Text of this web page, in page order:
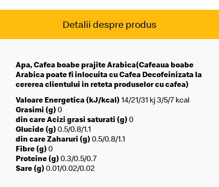
Detalii despre produs
Apa, Cafea boabe prajite Arabica(Cafeaua boabe
Arabica poate fi inlocuita cu Cafea Decofeinizata la
cererea clientului in reteta produselor cu cafea)
Valoare Energetica (kJ/kcal) 14/21/31 kj 3/5/7 kcal
Grasimi (g) 0
din care Acizi grasi saturati (g) 0
Glucide (g) 0.5/0.8/1.1
din care Zaharuri (g) 0.5/0.8/1.1
Fibre (g) 0
Proteine (g) 0.3/0.5/0.7
Sare (g) 0.01/0.02/0.02